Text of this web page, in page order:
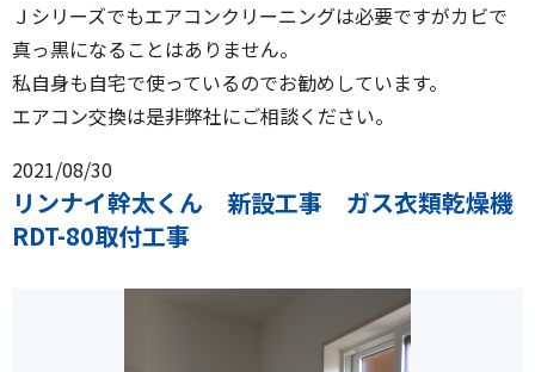
Ｊシリーズでもエアコンクリーニングは必要ですがカビで
真っ黒になることはありません。
私自身も自宅で使っているのでお勧めしています。
エアコン交換は是非弊社にご相談ください。
2021/08/30
リンナイ幹太くん 新設工事 ガス衣類乾燥機
RDT-80取付工事